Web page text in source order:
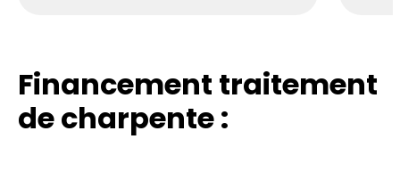
Financement traitement
de charpente :